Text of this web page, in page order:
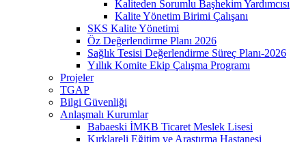
Kaliteden Sorumlu Başhekim Yardımcısı
Kalite Yönetim Birimi Çalışanı
SKS Kalite Yönetimi
Öz Değerlendirme Planı 2026
Sağlık Tesisi Değerlendirme Süreç Planı-2026
Yıllık Komite Ekip Çalışma Programı
Projeler
TGAP
Bilgi Güvenliği
Anlaşmalı Kurumlar
Babaeski İMKB Ticaret Meslek Lisesi
Kırklareli Eğitim ve Araştırma Hastanesi